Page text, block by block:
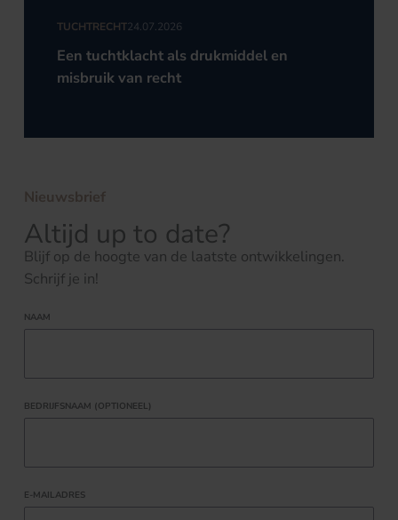
TUCHTRECHT24.07.2026
Een tuchtklacht als drukmiddel en
misbruik van recht
Nieuwsbrief
Altijd up to date?
Blijf op de hoogte van de laatste ontwikkelingen.
Schrijf je in!
NAAM
BEDRIJFSNAAM (OPTIONEEL)
E-MAILADRES